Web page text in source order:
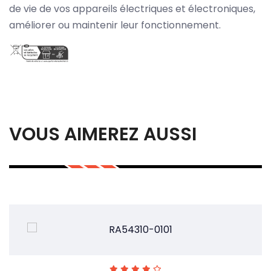
de vie de vos appareils électriques et électroniques,
améliorer ou maintenir leur fonctionnement.
VOUS AIMEREZ AUSSI